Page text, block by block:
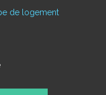
de logement